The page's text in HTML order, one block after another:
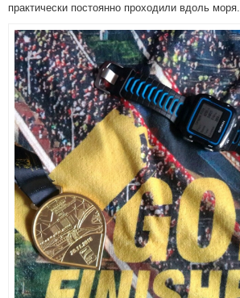
практически постоянно проходили вдоль моря.